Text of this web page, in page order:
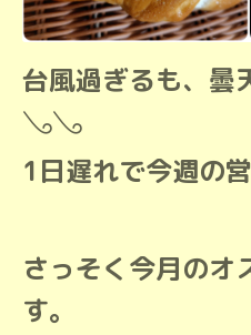
台風過ぎるも、曇
𓂅︎︎︎︎︎︎︎︎︎︎︎𓂅︎︎︎︎︎︎︎︎︎︎︎
1日遅れで今週の
さっそく今月のオ
す。